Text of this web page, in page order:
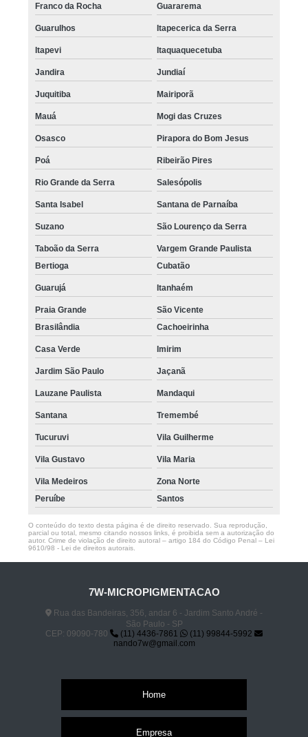
Franco da Rocha Guararema
Guarulhos Itapecerica da Serra
Itapevi Itaquaquecetuba
Jandira Jundiaí
Juquitiba Mairiporã
Mauá Mogi das Cruzes
Osasco Pirapora do Bom Jesus
Poá Ribeirão Pires
Rio Grande da Serra Salesópolis
Santa Isabel Santana de Parnaíba
Suzano São Lourenço da Serra
Taboão da Serra
Vargem Grande Paulista
Bertioga
Cubatão
Guarujá Itanhaém
Praia Grande
São Vicente
Brasilândia
Cachoeirinha
Casa Verde Imirim
Jardim São Paulo Jaçanã
Lauzane Paulista Mandaqui
Santana Tremembé
Tucuruvi Vila Guilherme
Vila Gustavo Vila Maria
Vila Medeiros
Zona Norte
Peruíbe
Santos
O conteúdo do texto desta página é de direito reservado. Sua reprodução,
parcial ou total, mesmo citando nossos links, é proibida sem a autorização do
autor. Crime de violação de direito autoral – artigo 184 do Código Penal – Lei
9610/98 - Lei de direitos autorais
7W-MICROPIGMENTACAO
Rua das Bandeiras, 356, andar 6 - Jardim Santo André -
São Paulo - SP
CEP: 09090-780
(11) 4436-7861
(11) 99844-5992
nando7w@gmail.com
Home
Empresa